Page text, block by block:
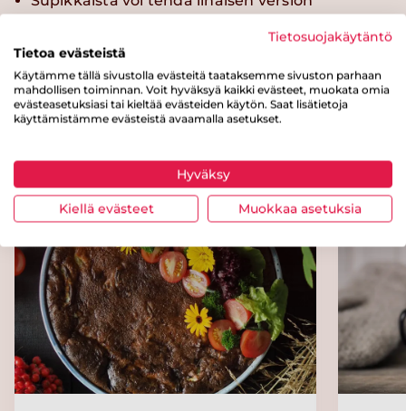
pekonia suikaloituna.
Tietosuojakäytäntö
Tietoa evästeistä
Käytämme tällä sivustolla evästeitä taataksemme sivuston parhaan
mahdollisen toiminnan. Voit hyväksyä kaikki evästeet, muokata omia
evästeasetuksiasi tai kieltää evästeiden käytön. Saat lisätietoja
käyttämistämme evästeistä avaamalla asetukset.
Hyväksy
Kiellä evästeet Muokkaa asetuksia